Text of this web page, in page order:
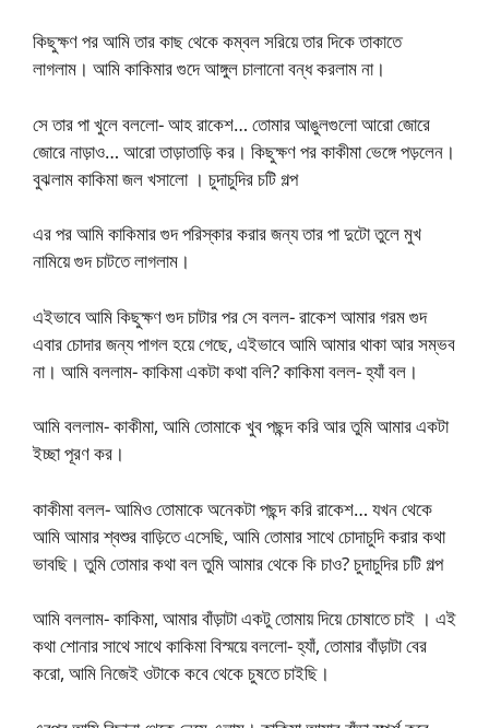
কিছুক্ষণ পর আমি তার কাছ থেকে কম্বল সরিয়ে তার দিকে তাকাতে
লাগলাম। আমি কাকিমার গুদে আঙ্গুল চালানো বন্ধ করলাম না।
সে তার পা খুলে বললো- আহ রাকেশ… তোমার আঙুলগুলো আরো জোরে
জোরে নাড়াও… আরো তাড়াতাড়ি কর। কিছুক্ষণ পর কাকীমা ভেঙ্গে পড়লেন।
বুঝলাম কাকিমা জল খসালো । চুদাচুদির চটি গল্প
এর পর আমি কাকিমার গুদ পরিস্কার করার জন্য তার পা দুটো তুলে মুখ
নামিয়ে গুদ চাটতে লাগলাম।
এইভাবে আমি কিছুক্ষণ গুদ চাটার পর সে বলল- রাকেশ আমার গরম গুদ
এবার চোদার জন্য পাগল হয়ে গেছে, এইভাবে আমি আমার থাকা আর সম্ভব
না। আমি বললাম- কাকিমা একটা কথা বলি? কাকিমা বলল- হ্যাঁ বল।
আমি বললাম- কাকীমা, আমি তোমাকে খুব পছন্দ করি আর তুমি আমার একটা
ইচ্ছা পূরণ কর।
কাকীমা বলল- আমিও তোমাকে অনেকটা পছন্দ করি রাকেশ… যখন থেকে
আমি আমার শ্বশুর বাড়িতে এসেছি, আমি তোমার সাথে চোদাচুদি করার কথা
ভাবছি। তুমি তোমার কথা বল তুমি আমার থেকে কি চাও? চুদাচুদির চটি গল্প
আমি বললাম- কাকিমা, আমার বাঁড়াটা একটু তোমায় দিয়ে চোষাতে চাই । এই
কথা শোনার সাথে সাথে কাকিমা বিস্ময়ে বললো- হ্যাঁ, তোমার বাঁড়াটা বের
করো, আমি নিজেই ওটাকে কবে থেকে চুষতে চাইছি।